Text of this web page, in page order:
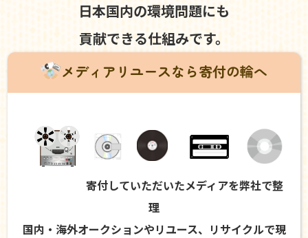
日本国内の環境問題にも
貢献できる仕組みです。
メディアリユースなら寄付の輪へ
寄付していただいたメディアを弊社で整
理
国内・海外オークションやリユース、リサイクルで現